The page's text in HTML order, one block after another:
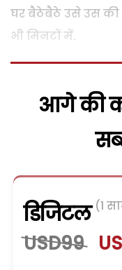
घर बैठेबैठे उसे उस की
भी मिनटों में.
आगे की
डिजिटल (1
USD99